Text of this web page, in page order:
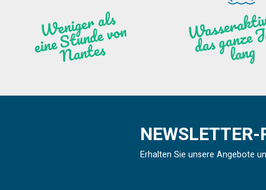
We
ni
ge
r
als
ei
ne
Stu
n
de vo
n
N
a
ntes ng
NEWSLETTER-
Erhalten Sie unsere Angebote